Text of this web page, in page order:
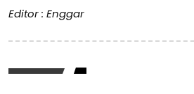
Editor : Enggar